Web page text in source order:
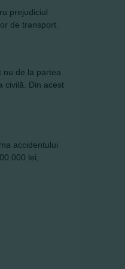
prejudiciul
de transport.
nu de la partea
civilă. Din acest
accidentului
lei,